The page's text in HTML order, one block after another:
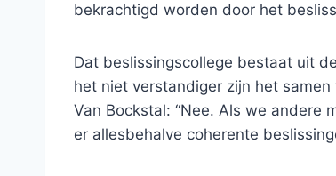
bekrachtigd worden door het
Dat beslissingscollege bestaat uit
het niet verstandiger zijn het
Van Bockstal: “Nee. Als we andere
er allesbehalve coherente